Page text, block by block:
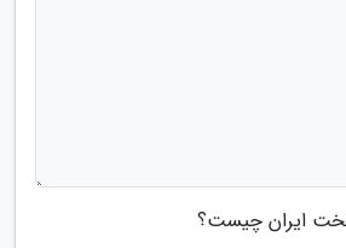
ایران چیست؟